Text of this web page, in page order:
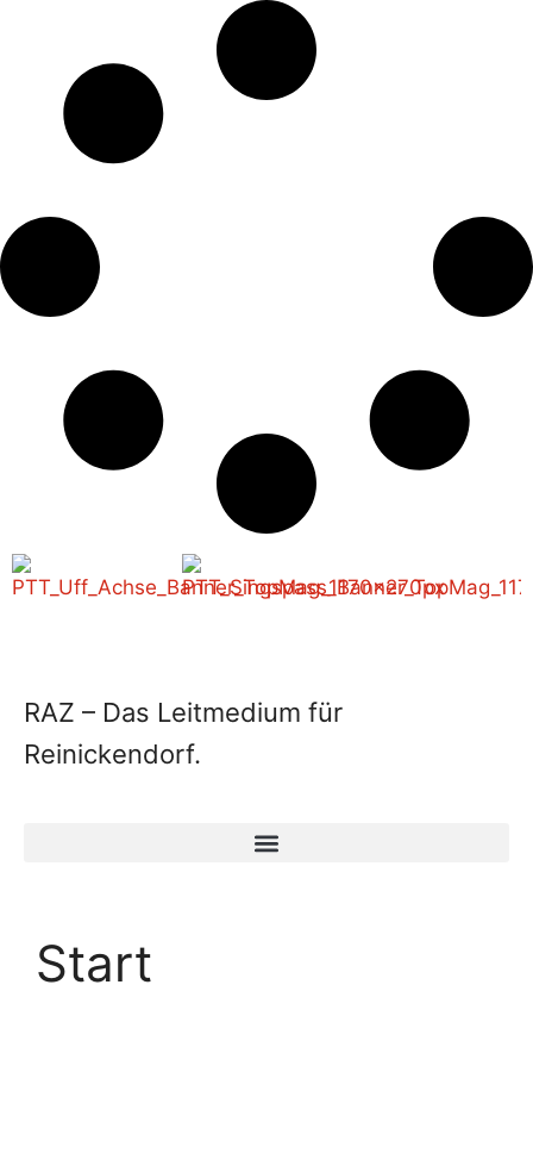
RAZ – Das Leitmedium für
Reinickendorf.
Start